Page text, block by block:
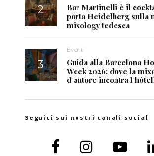
Bar Martinelli è il
porta Heidelberg sulla
mixology tedesca
Eventi
Guida alla Barcelona
Week 2026: dove la
d’autore incontra
Seguici sui nostri canali social